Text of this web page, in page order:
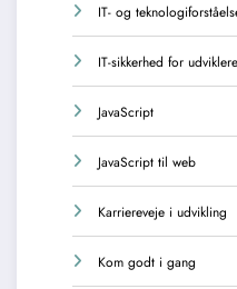
IT- og
IT-sikkerhed for udviklere
JavaScript
JavaScript til web
Karriereveje i udvikling
Kom godt i gang